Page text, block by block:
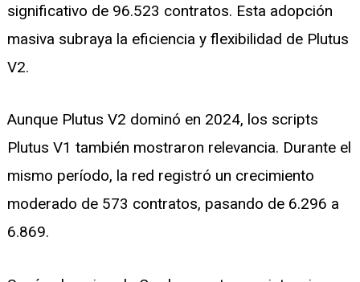
significativo de 96.523 contratos. Esta adopción
masiva subraya la eficiencia y flexibilidad de Plutus
V2.
Aunque Plutus V2 dominó en 2024, los scripts
Plutus V1 también mostraron relevancia. Durante el
mismo período, la red registró un crecimiento
moderado de 573 contratos, pasando de 6.296 a
6.869.